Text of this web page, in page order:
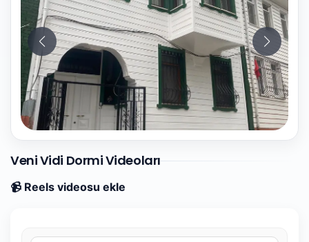
Veni Vidi Dormi Videoları
📹 Reels videosu ekle